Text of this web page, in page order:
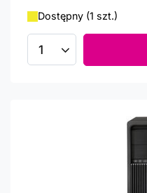
Dostępny (1 szt.)
Ilość produktów